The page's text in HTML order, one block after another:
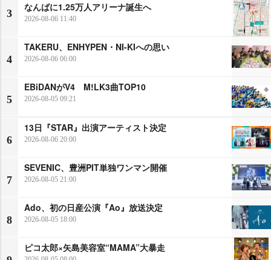
3
なんばに1.25万人アリーナ誕生へ
2026-08-06 11:40
4
TAKERU、ENHYPEN・NI-KIへの思い
2026-08-06 06:00
5
EBiDANがV4 M!LK3曲TOP10
2026-08-05 09:21
6
13日『STAR』出演アーティスト決定
2026-08-06 20:00
7
SEVENIC、豊洲PIT単独ワンマン開催
2026-08-05 21:00
8
Ado、初の日産公演『Ao』放送決定
2026-08-05 18:00
ピコ太郎×矢島美容室“MAMA”大暴走